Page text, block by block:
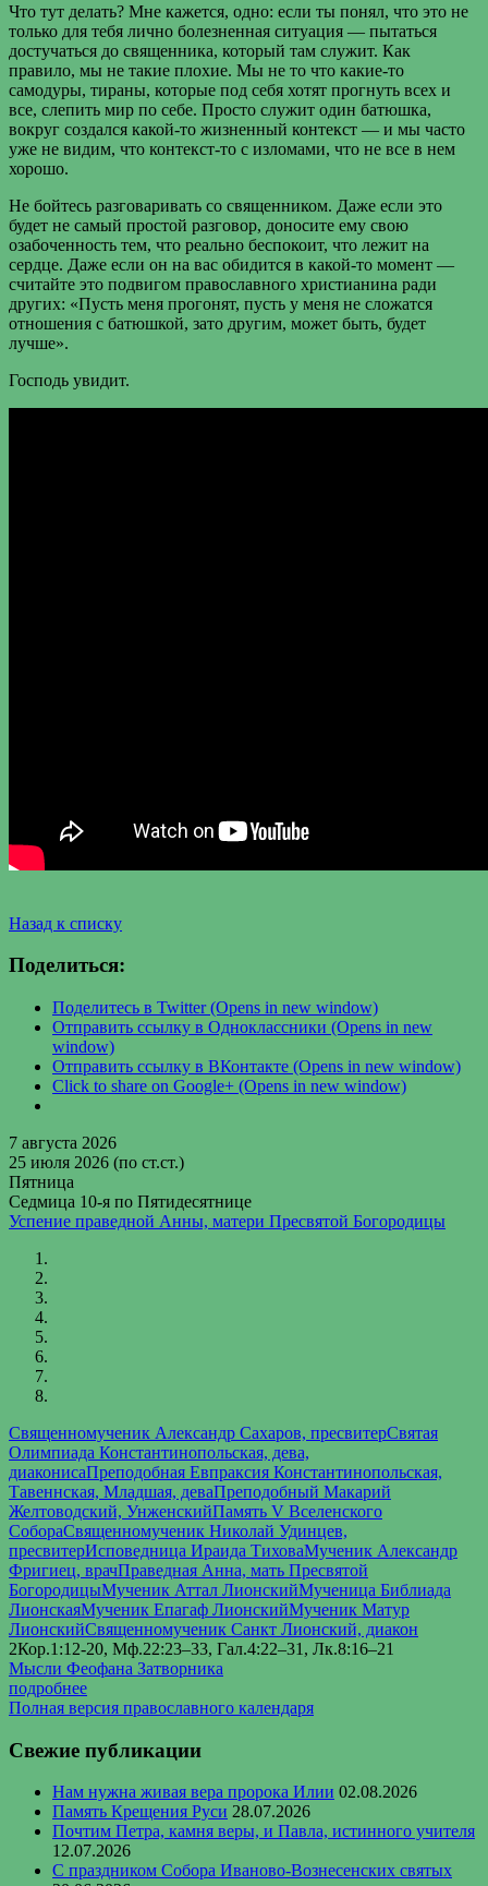
Что тут делать? Мне кажется, одно: если ты понял, что это не
только для тебя лично болезненная ситуация — пытаться
достучаться до священника, который там служит. Как
правило, мы не такие плохие. Мы не то что какие-то
самодуры, тираны, которые под себя хотят прогнуть всех и
все, слепить мир по себе. Просто служит один батюшка,
вокруг создался какой-то жизненный контекст — и мы часто
уже не видим, что контекст-то с изломами, что не все в нем
хорошо.
Не бойтесь разговаривать со священником. Даже если это
будет не самый простой разговор, доносите ему свою
озабоченность тем, что реально беспокоит, что лежит на
сердце. Даже если он на вас обидится в какой-то момент —
считайте это подвигом православного христианина ради
других: «Пусть меня прогонят, пусть у меня не сложатся
отношения с батюшкой, зато другим, может быть, будет
лучше».
Господь увидит.
Назад к списку
Поделиться:
Поделитесь в Twitter (Opens in new window)
Отправить ссылку в Одноклассники (Opens in new
window)
Отправить ссылку в ВКонтакте (Opens in new window)
Click to share on Google+ (Opens in new window)
7 августа 2026
25 июля 2026 (по ст.ст.)
Пятница
Седмица 10-я по Пятидесятнице
Успение праведной Анны, матери Пресвятой Богородицы
Священномученик Александр Сахаров, пресвитерСвятая
Олимпиада Константинопольская, дева,
диаконисаПреподобная Евпраксия Константинопольская,
Тавеннская, Младшая, деваПреподобный Макарий
Желтоводский, УнженскийПамять V Вселенского
СобораСвященномученик Николай Удинцев,
пресвитерИсповедница Ираида ТиховаМученик Александр
Фригиец, врачПраведная Анна, мать Пресвятой
БогородицыМученик Аттал ЛионскийМученица Библиада
ЛионскаяМученик Епагаф ЛионскийМученик Матур
ЛионскийСвященномученик Санкт Лионский, диакон
2Кор.1:12-20, Мф.22:23–33, Гал.4:22–31, Лк.8:16–21
Мысли Феофана Затворника
подробнее
Полная версия православного календаря
Свежие публикации
Нам нужна живая вера пророка Илии 02.08.2026
Память Крещения Руси 28.07.2026
Почтим Петра, камня веры, и Павла, истинного учителя
12.07.2026
С праздником Собора Иваново-Вознесенских святых